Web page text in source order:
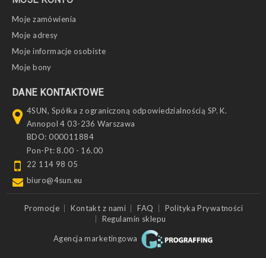
Moje zamówienia
Moje adresy
Moje informacje osobiste
Moje bony
DANE KONTAKTOWE
4SUN, Spółka z ograniczoną odpowiedzialnością SP. K.
Annopol 4 03-236 Warszawa
BDO: 000011884
Pon-Pt: 8.00 - 16.00
22 114 98 05
biuro@4sun.eu
Promocje Kontakt z nami FAQ
Polityka Prywatności
Regulamin sklepu
Agencja marketingowa